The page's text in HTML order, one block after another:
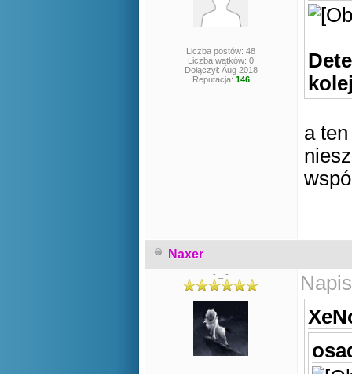
Liczba postów: 48
Liczba wątków: 0
Dołączył: Aug 2018
Reputacja: 146
a
Naxer
-._.-